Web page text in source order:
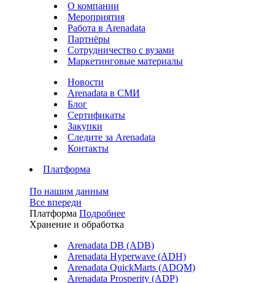
О компании
Мероприятия
Работа в Arenadata
Партнёры
Сотрудничество с вузами
Маркетинговые материалы
Новости
Arenadata в СМИ
Блог
Сертификаты
Закупки
Следите за Аrenadata
Контакты
Платформа
По нашим данным
Все впереди
Платформа Подробнее
Хранение и обработка
Arenadata DB (ADB)
Arenadata Hyperwave (ADH)
Arenadata QuickMarts (ADQM)
Arenadata Prosperity (ADP)